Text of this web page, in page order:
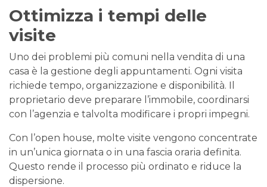
Ottimizza i tempi delle
visite
Uno dei problemi più comuni nella vendita di una
casa è la gestione degli appuntamenti. Ogni visita
richiede tempo, organizzazione e disponibilità. Il
proprietario deve preparare l’immobile, coordinarsi
con l’agenzia e talvolta modificare i propri impegni.
Con l’open house, molte visite vengono concentrate
in un’unica giornata o in una fascia oraria definita.
Questo rende il processo più ordinato e riduce la
dispersione.